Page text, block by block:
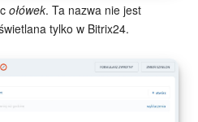
ołówek. Ta nazwa nie jest
tylko w Bitrix24.